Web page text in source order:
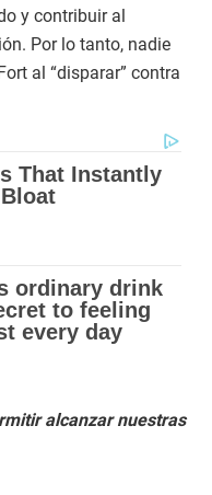
y contribuir al
Por lo tanto, nadie
al “disparar” contra
alcanzar nuestras